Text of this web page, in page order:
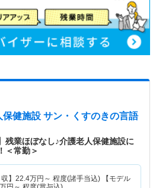
健施設 サン・くすのきの言語
残業ほぼなし♪介護老人保健施設に
＜常勤＞
】 22.4万円～ 程度(諸手当込) 【モデル